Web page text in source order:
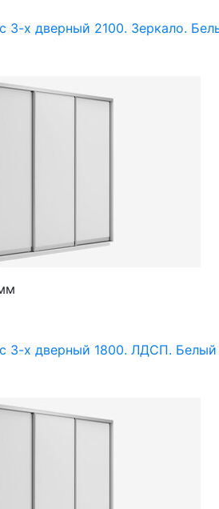
3-х дверный 2100. Зеркало.
3-х дверный 1800. ЛДСП. Белый